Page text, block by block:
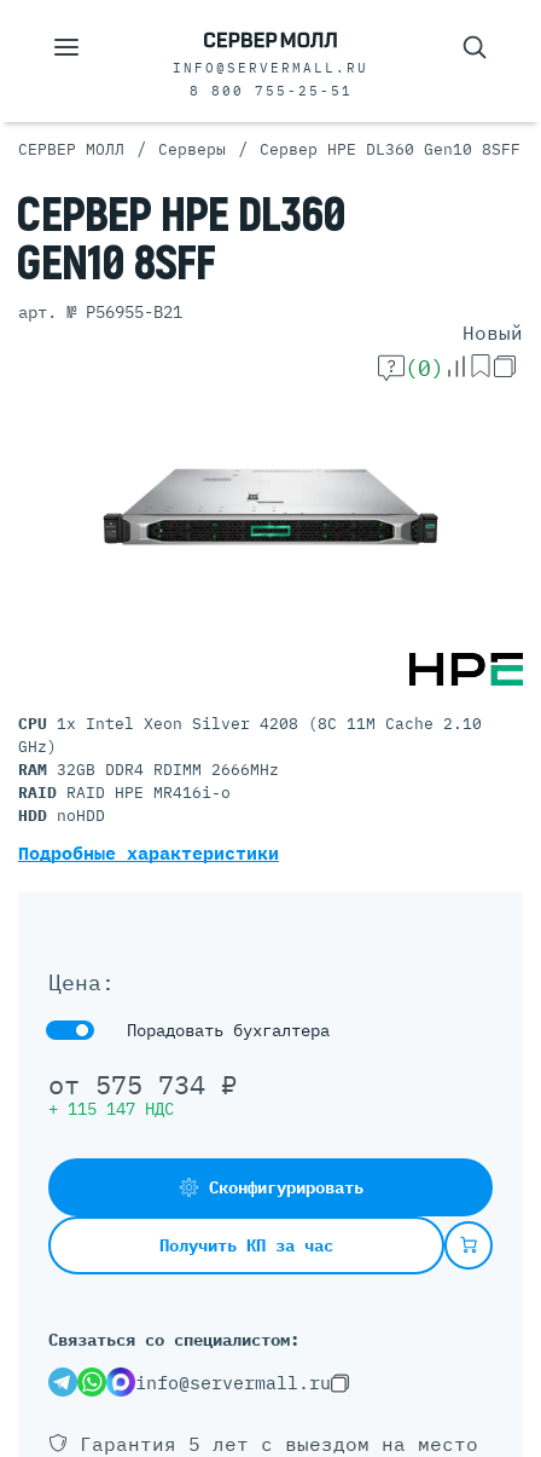
INFO@SERVERMALL.RU
8 800 755-25-51
СЕРВЕР МОЛЛ / Серверы / Сервер HPE DL360 Gen10 8SFF
СЕРВЕР HPE DL360
GEN10 8SFF
арт. № P56955-B21
Новый
(0)
Цена:
Порадовать бухгалтера
от 575 734 ₽
+ 115 147 НДС
Сконфигурировать
Получить КП за час
Связаться со специалистом:
info@servermall.ru
Гарантия 5 лет с выездом на место
CPU 1x Intel Xeon Silver 4208 (8C 11M Cache 2.10
GHz)
RAM 32GB DDR4 RDIMM 2666MHz
RAID RAID HPE MR416i-o
HDD noHDD
Подробные характеристики